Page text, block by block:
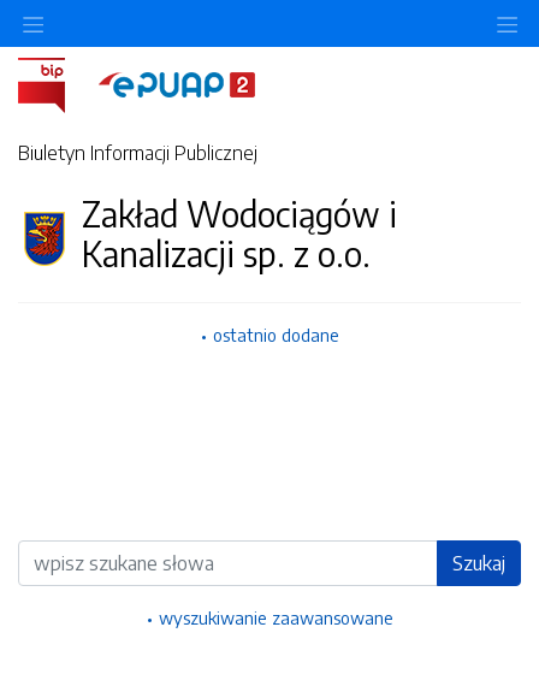
Biuletyn Informacji Publicznej
Zakład Wodociągów i
Kanalizacji sp. z o.o.
ostatnio dodane
Wyszukiwarka Szukaj
wyszukiwanie zaawansowane